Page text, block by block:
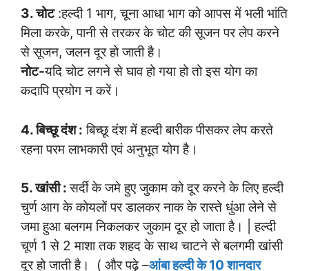
3. चोट:हल्दी 1 भाग, चूना आधा भाग को आपस में भली भांति
मिला करके, पानी से तरकर के चोट की सूजन पर लेप करने
से सूजन, जलन दूर हो जाती है।
नोट-यदि चोट लगने से घाव हो गया हो तो इस योग का
कदापि प्रयोग न करें।
4. बिच्छू दंश : बिच्छू दंश में हल्दी बारीक पीसकर लेप करते
रहना परम लाभकारी एवं अनुभूत योग है।
5. खांसी :सर्दी के जमे हुए जुकाम को दूर करने के लिए हल्दी
चुर्ण आग के कोयलों पर डालकर नाक के रास्ते धुंआ लेने से
जमा हुआ बलगम निकलकर जुकाम दूर हो जाता है। | हल्दी
चूर्ण 1 से 2 माशा तक शहद के साथ चाटने से बलगमी खांसी
दूर हो जाती है। ( और पढ़े –आंबा हल्दी के 10 शानदार